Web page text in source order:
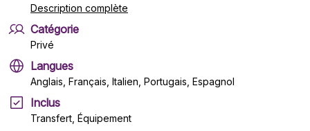
Description complète
Catégorie
Privé
Langues
Anglais, Français, Italien, Portugais, Espagnol
Inclus
Transfert, Équipement